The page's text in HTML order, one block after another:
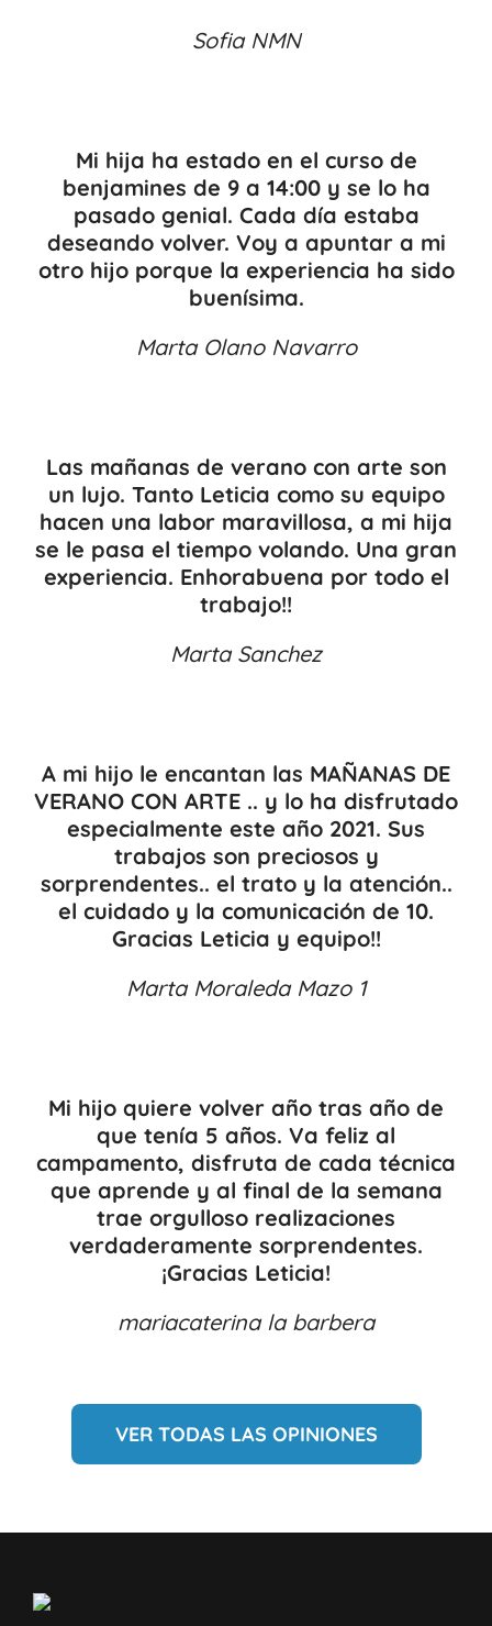
Sofia NMN
Mi hija ha estado en el curso de
benjamines de 9 a 14:00 y se lo ha
pasado genial. Cada día estaba
deseando volver. Voy a apuntar a mi
otro hijo porque la experiencia ha sido
buenísima.
Marta Olano Navarro
Las mañanas de verano con arte son
un lujo. Tanto Leticia como su equipo
hacen una labor maravillosa, a mi hija
se le pasa el tiempo volando. Una gran
experiencia. Enhorabuena por todo el
trabajo!!
Marta Sanchez
A mi hijo le encantan las MAÑANAS DE
VERANO CON ARTE .. y lo ha disfrutado
especialmente este año 2021. Sus
trabajos son preciosos y
sorprendentes.. el trato y la atención..
el cuidado y la comunicación de 10.
Gracias Leticia y equipo!!
Marta Moraleda Mazo 1
Mi hijo quiere volver año tras año de
que tenía 5 años. Va feliz al
campamento, disfruta de cada técnica
que aprende y al final de la semana
trae orgulloso realizaciones
verdaderamente sorprendentes.
¡Gracias Leticia!
mariacaterina la barbera
VER TODAS LAS OPINIONES